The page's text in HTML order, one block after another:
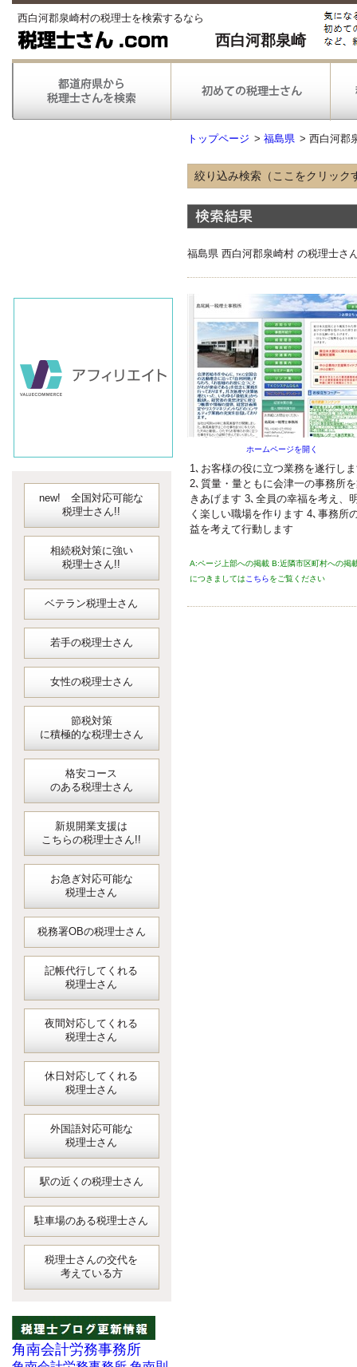
西白河郡泉崎村の税理士を検索するなら
西白河郡泉崎
new! 全国対応可能な
税理士さん!!
相続税対策に強い
税理士さん!!
ベテラン税理士さん
若手の税理士さん
女性の税理士さん
節税対策
に積極的な税理士さん
格安コース
のある税理士さん
新規開業支援は
こちらの税理士さん!!
お急ぎ対応可能な
税理士さん
税務署OBの税理士さん
記帳代行してくれる
税理士さん
夜間対応してくれる
税理士さん
休日対応してくれる
税理士さん
外国語対応可能な
税理士さん
駅の近くの税理士さん
駐車場のある税理士さん
税理士さんの交代を
考えている方
角南会計労務事務所
トップページ > 福島県 > 西白河郡
絞り込み検索（ここをクリック
得意な業種
情報通信
不動産
得意な業務
税務申告
税務調査対応
対応可能な
会計ソフト
弥生会計
JDLIBEX出納
福島県 西白河郡泉崎村 の税理士さ
ホームページを開く
1､お客様の役に立つ業務を遂行し
2､質量・量ともに会津一の事務所
きあげます 3､全員の幸福を考え、
く楽しい職場を作ります 4､事務所
益を考えて行動します
A:ページ上部への掲載 B:近隣市区町村への掲
につきましては こちらをご覧ください